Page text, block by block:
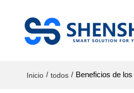
Inicio / todos / Beneficios de